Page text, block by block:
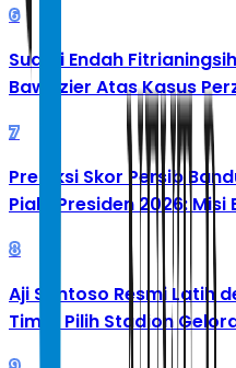
6
Suami Endah
Bawazier Atas Kasus
7
Prediksi Skor Persib
Piala Presiden 2026:
8
Aji Santoso Resmi Latih
Timur Pilih Stadion